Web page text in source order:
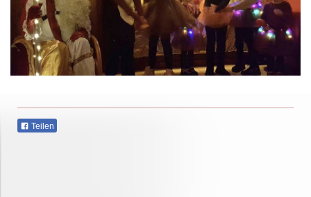
Teilen